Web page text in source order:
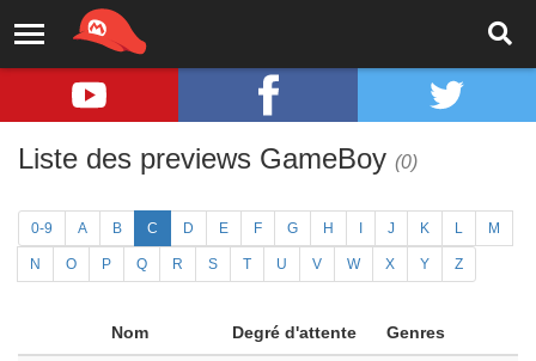
Liste des previews GameBoy (0)
0-9 A B C D E F G H J K L M
N O P Q R S T U V W X Y Z
Nom Degré d'attente Genres